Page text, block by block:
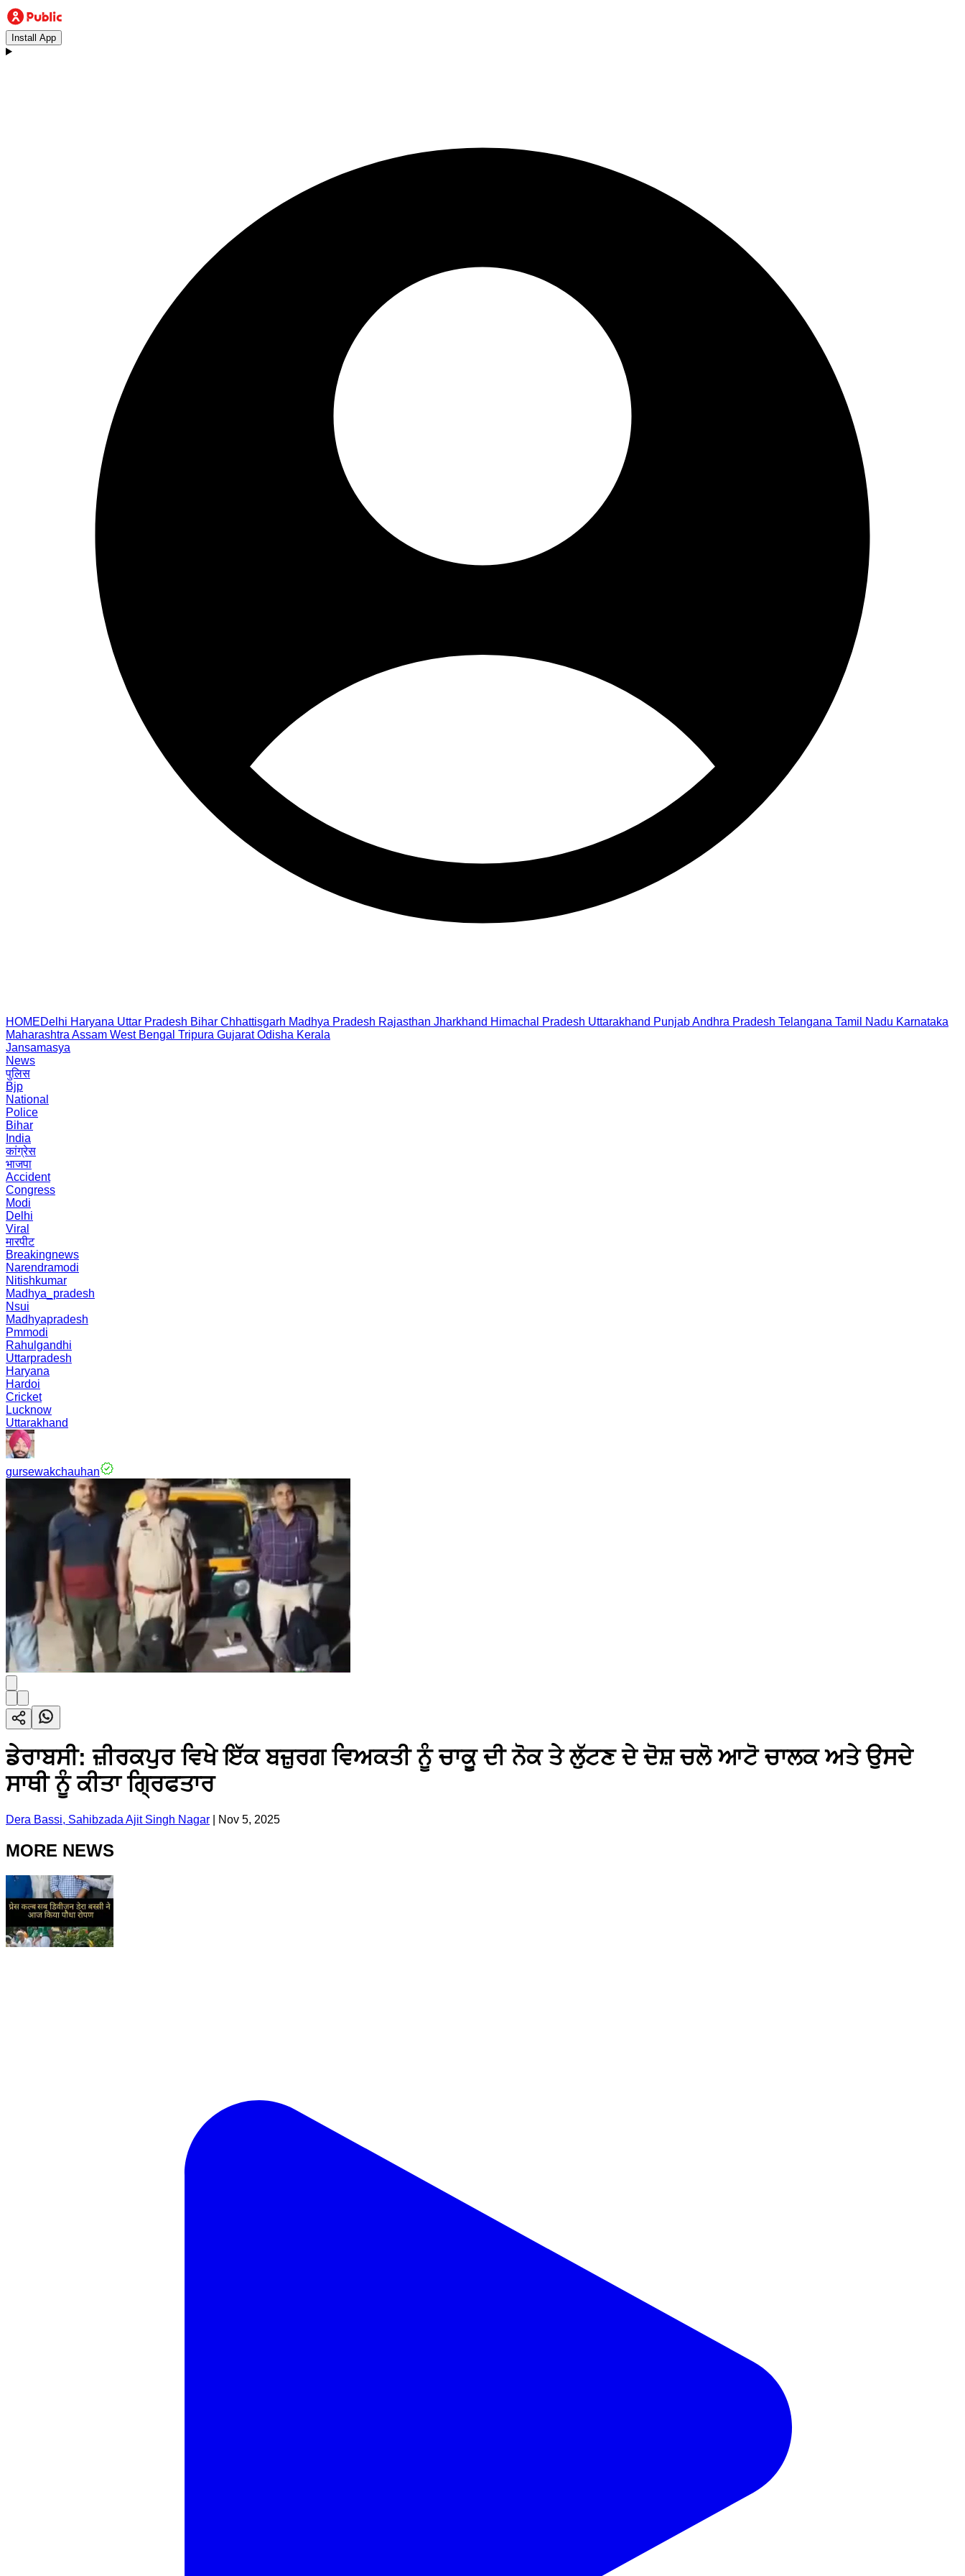
Install App
HOMEDelhi Haryana Uttar Pradesh Bihar Chhattisgarh Madhya Pradesh Rajasthan Jharkhand Himachal Pradesh Uttarakhand PunjabAndhra Pradesh Telangana Tamil Nadu Karnataka
Maharashtra Assam West Bengal Tripura Gujarat Odisha Kerala
Jansamasya
News
पुलिस
Bjp
National
Police
Bihar
India
कांग्रेस
भाजपा
Accident
Congress
Modi
Delhi
Viral
मारपीट
Breakingnews
Narendramodi
Nitishkumar
Madhya_pradesh
Nsui
Madhyapradesh
Pmmodi
Rahulgandhi
Uttarpradesh
Haryana
Hardoi
Cricket
Lucknow
Uttarakhand
gursewakchauhan
ਡੇਰਾਬਸੀ: ਜ਼ੀਰਕਪੁਰ ਵਿਖੇ ਇੱਕ ਬਜ਼ੁਰਗ ਵਿਅਕਤੀ ਨੂੰ ਚਾਕੂ ਦੀ ਨੋਕ ਤੇ ਲੁੱਟਣ ਦੇ ਦੋਸ਼ ਚਲੋ ਆਟੋ ਚਾਲਕ ਅਤੇ ਉਸਦੇ
ਸਾਥੀ ਨੂੰ ਕੀਤਾ ਗ੍ਰਿਫਤਾਰ
Dera Bassi, Sahibzada Ajit Singh Nagar Nov 5, 2025
MORE NEWS